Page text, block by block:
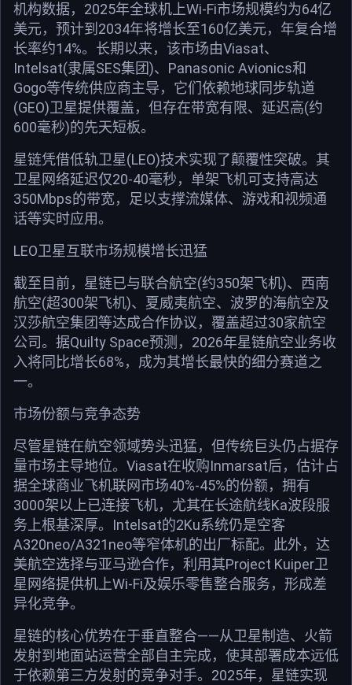
机构数据，2025年全球机上Wi-Fi市场规模约为64亿
美元，预计到2034年将增长至160亿美元，年复合增
长率约14%。长期以来，该市场由Viasat、
Intelsat(隶属SES集团)、Panasonic Avionics和
Gogo等传统供应商主导，它们依赖地球同步轨道
(GEO)卫星提供覆盖，但存在带宽有限、延迟高(约
600毫秒)的先天短板。
星链凭借低轨卫星(LEO)技术实现了颠覆性突破。其
卫星网络延迟仅20-40毫秒，单架飞机可支持高达
350Mbps的带宽，足以支撑流媒体、游戏和视频通
话等实时应用。
LEO卫星互联市场规模增长迅猛
截至目前，星链已与联合航空(约350架飞机)、西南
航空(超300架飞机)、夏威夷航空、波罗的海航空及
汉莎航空集团等达成合作协议，覆盖超过30家航空
公司。据Quilty Space预测，2026年星链航空业务收
入将同比增长68%，成为其增长最快的细分赛道之
一。
市场份额与竞争态势
尽管星链在航空领域势头迅猛，但传统巨头仍占据存
量市场主导地位。Viasat在收购Inmarsat后，估计占
据全球商业飞机联网市场40%-45%的份额，拥有
3000架以上已连接飞机，尤其在长途航线Ka波段服
务上根基深厚。Intelsat的2Ku系统仍是空客
A320neo/A321neo等窄体机的出厂标配。此外，达
美航空选择与亚马逊合作，利用其Project Kuiper卫
星网络提供机上Wi-Fi及娱乐零售整合服务，形成差
异化竞争。
星链的核心优势在于垂直整合——从卫星制造、火箭
发射到地面站运营全部自主完成，使其部署成本远低
于依赖第三方发射的竞争对手。2025年，星链实现